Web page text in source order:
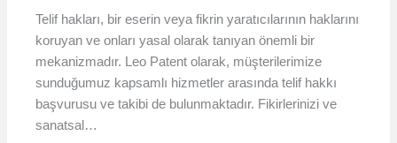
Telif hakları, bir eserin veya fikrin yaratıcılarının haklarını
koruyan ve onları yasal olarak tanıyan önemli bir
mekanizmadır. Leo Patent olarak, müşterilerimize
sunduğumuz kapsamlı hizmetler arasında telif hakkı
başvurusu ve takibi de bulunmaktadır. Fikirlerinizi ve
sanatsal…